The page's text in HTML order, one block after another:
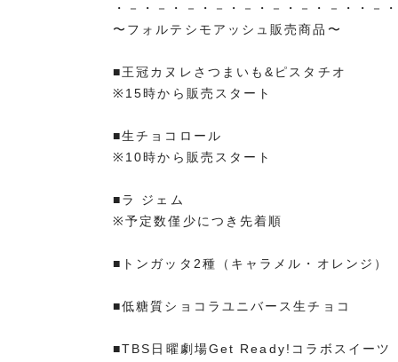
・－・－・－・－・－・－・－・－・・－
〜フォルテシモアッシュ販売商品〜
■王冠カヌレさつまいも&ピスタチオ
※15時から販売スタート
■生チョコロール
※10時から販売スタート
■ラ ジェム
※予定数僅少につき先着順
■トンガッタ2種（キャラメル・オレンジ）
■低糖質ショコラユニバース生チョコ
■TBS日曜劇場Get Ready!コラボスイーツ